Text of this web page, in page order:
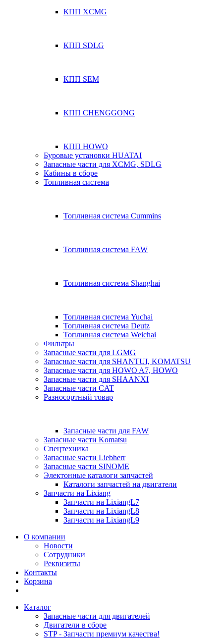
КПП XCMG
КПП SDLG
КПП SEM
КПП CHENGGONG
КПП HOWO
Буровые установки HUATAI
Запасные части для XCMG, SDLG
Кабины в сборе
Топливная система
Топливная система Cummins
Топливная система FAW
Топливная система Shanghai
Топливная система Yuchai
Топливная система Deutz
Топливная система Weichai
Фильтры
Запасные части для LGMG
Запасные части для SHANTUI, KOMATSU
Запасные части для HOWO A7, HOWO
Запасные части для SHAANXI
Запасные части CAT
Разносортный товар
Запасные части для FAW
Запасные части Komatsu
Спецтехника
Запасные части Liebherr
Запасные части SINOME
Электонные каталоги запчастей
Каталоги запчастей на двигатели
Запчасти на Lixiang
Запчасти на LixiangL7
Запчасти на LixiangL8
Запчасти на LixiangL9
О компании
Новости
Сотрудники
Реквизиты
Контакты
Корзина
Каталог
Запасные части для двигателей
Двигатели в сборе
STP - Запчасти премиум качества!